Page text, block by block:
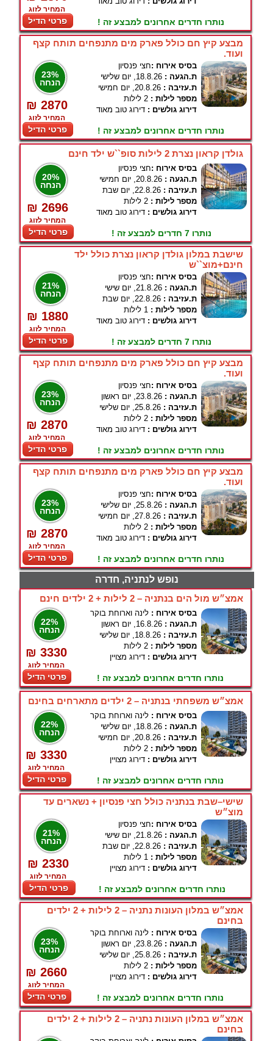
המחיר לזוג
פרטי הדיל נותרו חדרים אחרונים למבצע זה !
מבצע קיץ חם כולל פארק מים מתנפחים תותח קצף
ועוד.
23%
הנחה
₪ 2870
המחיר לזוג
פרטי הדיל
בסיס אירוח :חצי פנסיון
ת.הגעה : 18.8.26, יום שלישי
ת.עזיבה : 20.8.26, יום חמישי
מספר לילות : 2 לילות
דירוג גולשים : דירוג טוב מאוד
נותרו חדרים אחרונים למבצע זה !
גולדן קראון נצרת 2 לילות סופ``ש ילד חינם
20%
הנחה
₪ 2696
המחיר לזוג
פרטי הדיל
בסיס אירוח :חצי פנסיון
ת.הגעה : 20.8.26, יום חמישי
ת.עזיבה : 22.8.26, יום שבת
מספר לילות : 2 לילות
דירוג גולשים : דירוג טוב מאוד
נותרו 7 חדרים למבצע זה !
שישבת במלון גולדן קראון נצרת כולל ילד
חינם+מוצ``ש
21%
הנחה
₪ 1880
המחיר לזוג
פרטי הדיל
בסיס אירוח :חצי פנסיון
ת.הגעה : 21.8.26, יום שישי
ת.עזיבה : 22.8.26, יום שבת
מספר לילות : 1 לילות
דירוג גולשים : דירוג טוב מאוד
נותרו 7 חדרים למבצע זה !
מבצע קיץ חם כולל פארק מים מתנפחים תותח קצף
ועוד.
23%
הנחה
₪ 2870
המחיר לזוג
פרטי הדיל
בסיס אירוח :חצי פנסיון
ת.הגעה : 23.8.26, יום ראשון
ת.עזיבה : 25.8.26, יום שלישי
מספר לילות : 2 לילות
דירוג גולשים : דירוג טוב מאוד
נותרו חדרים אחרונים למבצע זה !
מבצע קיץ חם כולל פארק מים מתנפחים תותח קצף
ועוד.
23%
הנחה
₪ 2870
המחיר לזוג
פרטי הדיל
בסיס אירוח :חצי פנסיון
ת.הגעה : 25.8.26, יום שלישי
ת.עזיבה : 27.8.26, יום חמישי
מספר לילות : 2 לילות
דירוג גולשים : דירוג טוב מאוד
נותרו חדרים אחרונים למבצע זה !
נופש לנתניה, חדרה
אמצ״ש מול הים בנתניה – 2 לילות + 2 ילדים חינם
22%
הנחה
₪ 3330
המחיר לזוג
פרטי הדיל
בסיס אירוח : לינה וארוחת בוקר
ת.הגעה : 16.8.26, יום ראשון
ת.עזיבה : 18.8.26, יום שלישי
מספר לילות : 2 לילות
דירוג גולשים : דירוג מצויין
נותרו חדרים אחרונים למבצע זה !
אמצ״ש משפחתי בנתניה – 2 ילדים מתארחים בחינם
22%
הנחה
₪ 3330
המחיר לזוג
פרטי הדיל
בסיס אירוח : לינה וארוחת בוקר
ת.הגעה : 18.8.26, יום שלישי
ת.עזיבה : 20.8.26, יום חמישי
מספר לילות : 2 לילות
דירוג גולשים : דירוג מצויין
נותרו חדרים אחרונים למבצע זה !
שישי–שבת בנתניה כולל חצי פנסיון + נשארים עד
מוצ״ש
21%
הנחה
₪ 2330
המחיר לזוג
פרטי הדיל
בסיס אירוח :חצי פנסיון
ת.הגעה : 21.8.26, יום שישי
ת.עזיבה : 22.8.26, יום שבת
מספר לילות : 1 לילות
דירוג גולשים : דירוג מצויין
נותרו חדרים אחרונים למבצע זה !
אמצ״ש במלון העונות נתניה – 2 לילות + 2 ילדים
בחינם
23%
הנחה
₪ 2660
המחיר לזוג
פרטי הדיל
בסיס אירוח : לינה וארוחת בוקר
ת.הגעה : 23.8.26, יום ראשון
ת.עזיבה : 25.8.26, יום שלישי
מספר לילות : 2 לילות
דירוג גולשים : דירוג מצויין
נותרו חדרים אחרונים למבצע זה !
אמצ״ש במלון העונות נתניה – 2 לילות + 2 ילדים
בחינם